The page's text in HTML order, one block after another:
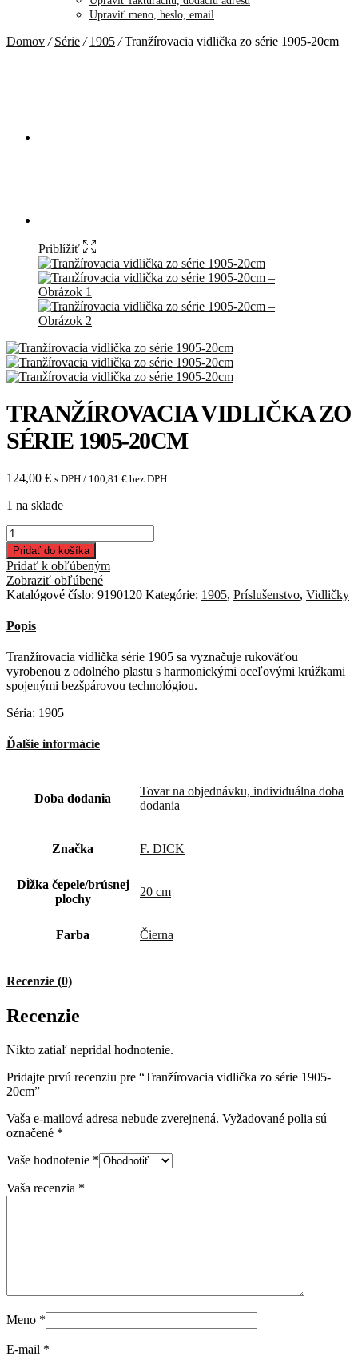
Upraviť meno, heslo, email
Domov / Série / 1905 /Tranžírovacia vidlička zo série 1905-20cm
Priblížiť
TRANŽÍROVACIA VIDLIČKA ZO
SÉRIE 1905-20CM
124,00 € s DPH / 100,81 € bez DPH
1 na sklade
množstvo
Tranžírovacia
vidlička
zo
série
1905-
20cm
Pridať do košíka
Pridať k obľúbeným
Zobraziť obľúbené
Katalógové číslo: 9190120 Kategórie: 1905, Príslušenstvo, Vidličky
Popis
Tranžírovacia vidlička série 1905 sa vyznačuje rukoväťou
vyrobenou z odolného plastu s harmonickými oceľovými krúžkami
spojenými bezšpárovou technológiou.
Séria: 1905
Ďalšie informácie
Doba dodania
Tovar na objednávku, individuálna doba
dodania
Značka F. DICK
Dĺžka čepele/brúsnej
plochy
20 cm
Farba Čierna
Recenzie (0)
Recenzie
Nikto zatiaľ nepridal hodnotenie.
Pridajte prvú recenziu pre “Tranžírovacia vidlička zo série 1905-
20cm”
Vaša e-mailová adresa nebude zverejnená. Vyžadované polia sú
označené *
Vaše hodnotenie *
Vaša recenzia *
Meno *
E-mail *